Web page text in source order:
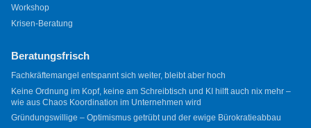
Workshop
Krisen-Beratung
Beratungsfrisch
Fachkräftemangel entspannt sich weiter, bleibt aber hoch
Keine Ordnung im Kopf, keine am Schreibtisch und KI hilft auch nix mehr –
wie aus Chaos Koordination im Unternehmen wird
Gründungswillige – Optimismus getrübt und der ewige Bürokratieabbau